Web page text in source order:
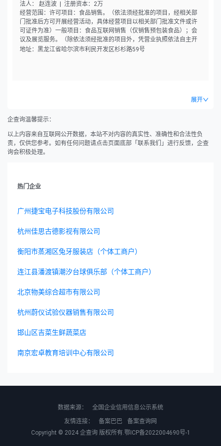
法人： 赵连波 | 注册资本：2万
经营范围：许可项目：食品销售。（依法须经批准的项目，经相关部
门批准后方可开展经营活动，具体经营项目以相关部门批准文件或许
可证件为准）一般项目：食品互联网销售（仅销售预包装食品）；会
议及展览服务。（除依法须经批准的项目外，凭营业执照依法自主开
展经营活动）
地址：黑龙江省哈尔滨市利民开发区杉杉路59号
展开
企查询温馨提示：
以上内容来自互联网公开数据，本站不对内容的真实性、准确性和合法性负
责，仅供您参考。如有任何问题请点击页面底部「联系我们」进行反馈，企查
询会积极处理。
热门企业
广州捷宝电子科技股份有限公司
杭州佳思古德影视有限公司
衡阳市蒸湘区兔牙服装店（个体工商户）
连江县潘渡镇潮汐台球俱乐部（个体工商户）
北京物美综合超市有限公司
杭州蔚仪试验仪器销售有限公司
邯山区吉菜生鲜蔬菜店
南京宏卓教育培训中心有限公司
数据来源：
全国企业信用信息公示系统
友情连接：
备案巴巴
备案查询网
Copyright © 2024 企查询版权所有.鄂ICP备2022004690号-1